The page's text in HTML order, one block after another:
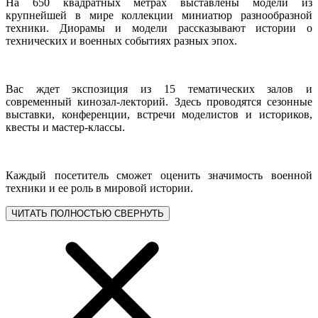
крупнейшей в мире коллекции миниатюр разнообразной
техники. Диорамы и модели рассказывают истории о
технических и военных событиях разных эпох.
Вас ждет экспозиция из 15 тематических залов и
современный кинозал-лекторий. Здесь проводятся сезонные
выставки, конференции, встречи моделистов и историков,
квесты и мастер-классы.
Каждый посетитель сможет оценить значимость военной
техники и ее роль в мировой истории.
ЧИТАТЬ ПОЛНОСТЬЮ СВЕРНУТЬ